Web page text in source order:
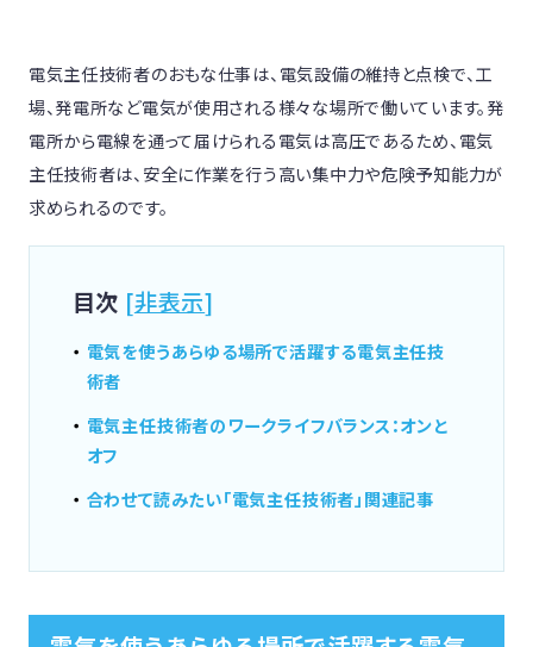
電気主任技術者のおもな仕事は、電気設備の維持と点検で、工
場、発電所など電気が使用される様々な場所で働いています。発
電所から電線を通って届けられる電気は高圧であるため、電気
主任技術者は、安全に作業を行う高い集中力や危険予知能力が
求められるのです。
目次 [非表示]
電気を使うあらゆる場所で活躍する電気主任技
術者
電気主任技術者のワークライフバランス：オンと
オフ
合わせて読みたい「電気主任技術者」関連記事